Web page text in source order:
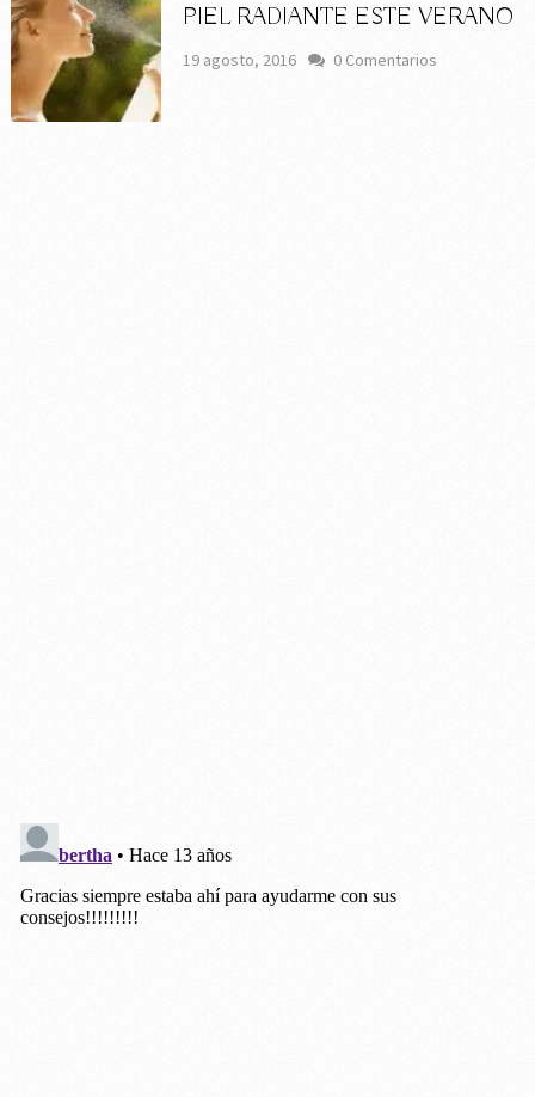
PIEL RADIANTE ESTE VERANO
19 agosto, 2016 0 Comentarios